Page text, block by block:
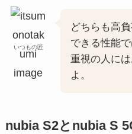
いつもの匠
どちらも高
できる性能
重視の人に
よ。
nubia S2とnubia S